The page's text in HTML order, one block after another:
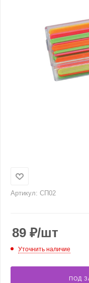
Артикул: СП02
89 ₽/шт
Уточнить наличие
ПОД